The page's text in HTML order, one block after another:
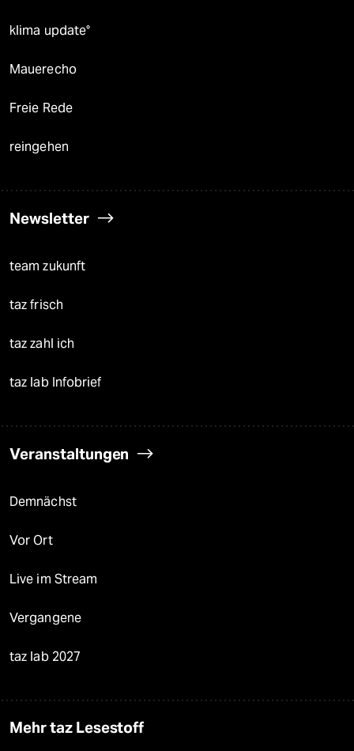
klima update°
Mauerecho
Freie Rede
reingehen
Newsletter
team zukunft
taz frisch
taz zahl ich
taz lab Infobrief
Veranstaltungen
Demnächst
Vor Ort
Live im Stream
Vergangene
taz lab 2027
Mehr taz Lesestoff